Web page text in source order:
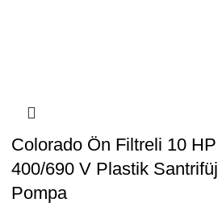
Colorado Ön Filtreli 10 HP
400/690 V Plastik Santrifüj
Pompa